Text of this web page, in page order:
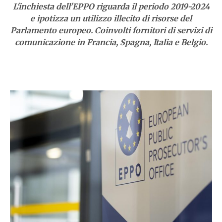
L'inchiesta dell'EPPO riguarda il periodo 2019-2024
e ipotizza un utilizzo illecito di risorse del
Parlamento europeo. Coinvolti fornitori di servizi di
comunicazione in Francia, Spagna, Italia e Belgio.